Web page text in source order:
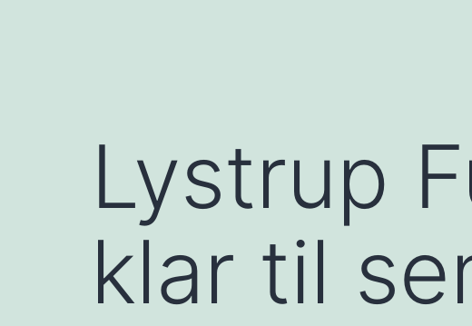
Lystrup
klar til